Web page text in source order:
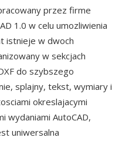
przez firme
1.0 w celu umozliwienia
istnieje w dwoch
w sekcjach
do szybszego
splajny, tekst, wymiary i
okreslajacymi
wydaniami AutoCAD,
uniwersalna